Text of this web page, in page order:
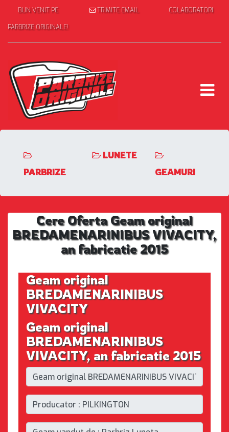
BUN VENIT PE
PARBRIZE ORIGINALE!
TRIMITE EMAIL COLABORATORI
PARBRIZE
LUNETE
GEAMURI
Cere Oferta Geam original
BREDAMENARINIBUS VIVACITY,
an fabricatie 2015
Geam original
BREDAMENARINIBUS
VIVACITY
Geam original
BREDAMENARINIBUS
VIVACITY, an fabricatie 2015